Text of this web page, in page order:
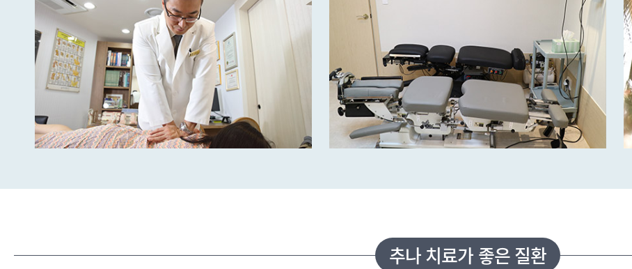
추나 치료가 좋은 질환